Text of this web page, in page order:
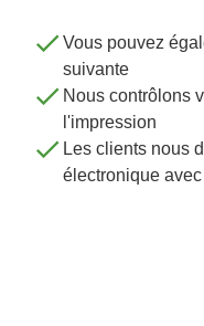
Vous pouvez
suivante
Nous contrôlons
l'impression
Les clients nous
électronique